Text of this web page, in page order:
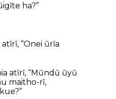
ha?”
“Onei ũrĩa
atĩrĩ, “Mũndũ ũyũ
maitho-rĩ,